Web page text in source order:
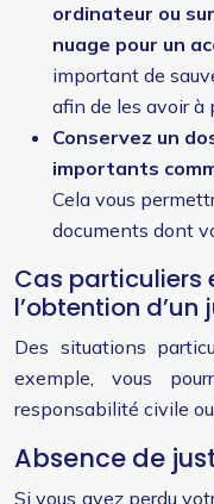
ordinateur ou
nuage pour un
important de
afin de les avoir à
Conservez un
importants
Cela vous
documents dont
Cas particuliers
l’obtention
Des situations
exemple, vous
responsabilité civile
Absence de
Si vous avez perdu